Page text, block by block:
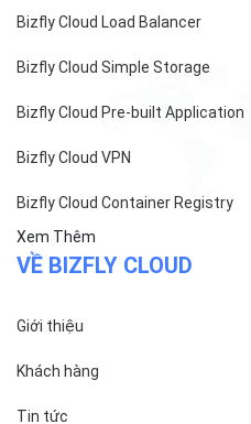
Bizfly Cloud Load Balancer
Bizfly Cloud Simple Storage
Bizfly Cloud Pre-built Application
Bizfly Cloud VPN
Bizfly Cloud Container Registry
Xem Thêm
VỀ BIZFLY CLOUD
Giới thiệu
Khách hàng
Tin tức